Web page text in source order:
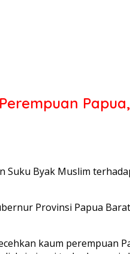
Suku Byak Muslim
Provinsi Papua
kaum perempuan